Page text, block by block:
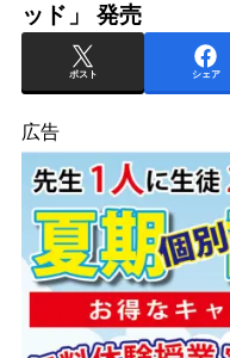
ッド」 発売
ポスト シェア
広告